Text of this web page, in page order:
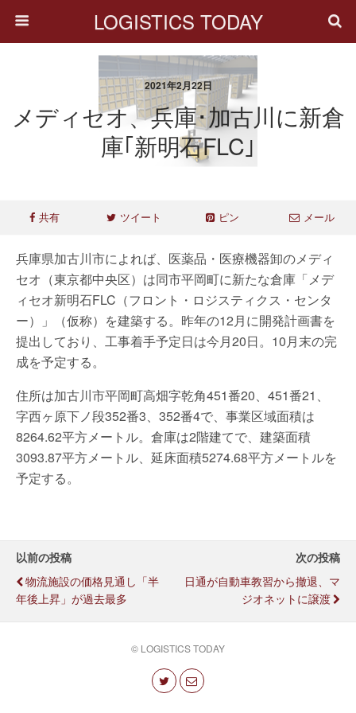
LOGISTICS TODAY
2021年2月22日
メディセオ、兵庫･加古川に新倉
庫｢新明石FLC｣
共有 ツイート ピン メール
兵庫県加古川市によれば、医薬品・医療機器卸のメディ
セオ（東京都中央区）は同市平岡町に新たな倉庫「メデ
ィセオ新明石FLC（フロント・ロジスティクス・センタ
ー）」（仮称）を建築する。昨年の12月に開発計画書を
提出しており、工事着手予定日は今月20日。10月末の完
成を予定する。
住所は加古川市平岡町高畑字乾角451番20、451番21、
字西ヶ原下ノ段352番3、352番4で、事業区域面積は
8264.62平方メートル。倉庫は2階建てで、建築面積
3093.87平方メートル、延床面積5274.68平方メートルを
予定する。
以前の投稿
物流施設の価格見通し「半
年後上昇」が過去最多
次の投稿
日通が自動車教習から撤退、マ
ジオネットに譲渡
© LOGISTICS TODAY